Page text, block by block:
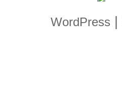
WordPress